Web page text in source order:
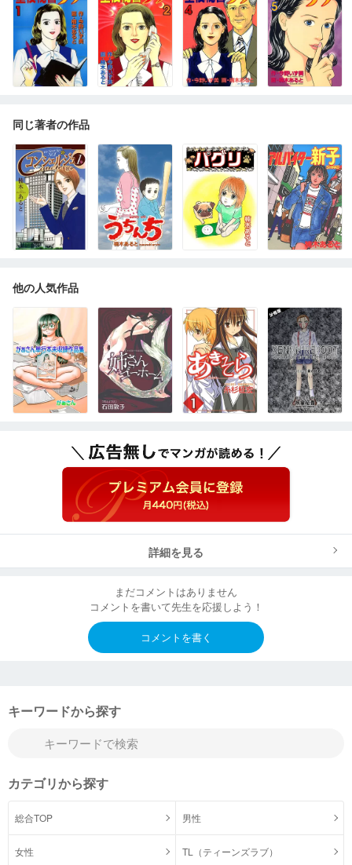
同じ著者の作品
他の人気作品
詳細を見る
まだコメントはありません
コメントを書いて先生を応援しよう！
コメントを書く
キーワードから探す
カテゴリから探す
総合TOP 男性
女性 TL（ティーンズラブ）